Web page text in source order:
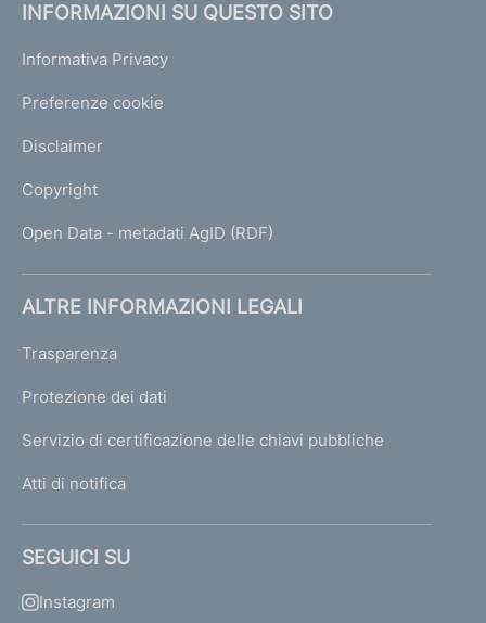
INFORMAZIONI SU QUESTO SITO
Informativa Privacy
Preferenze cookie
Disclaimer
Copyright
Open Data - metadati AgID (RDF)
ALTRE INFORMAZIONI LEGALI
Trasparenza
Protezione dei dati
Servizio di certificazione delle chiavi pubbliche
Atti di notifica
SEGUICI SU
Instagram